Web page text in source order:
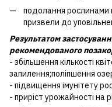
подолання рослинами
призвели до
Результатом
рекомендованого
- збільшення кількості
запилення;поліпшення
- підвищення імунітету
- приріст урожайності на